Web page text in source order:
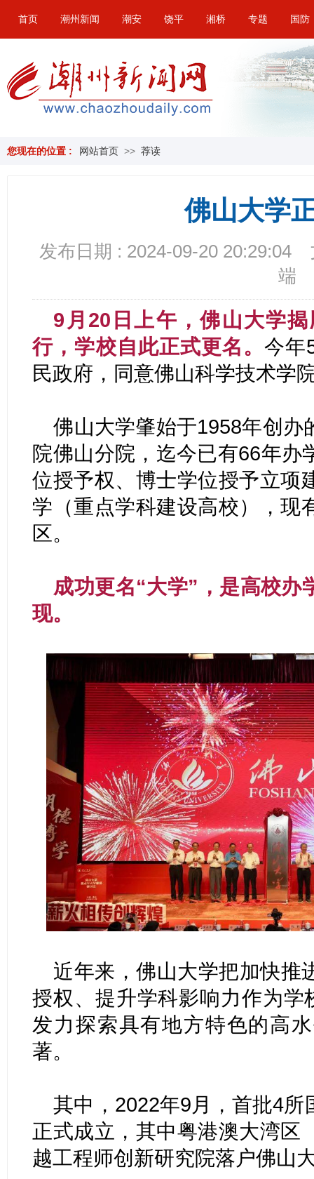
首页 潮州新闻 潮安 饶平 湘桥 专题 国防
您现在的位置 : 网站首页 >> 荐读
佛山大学
发布日期 : 2024-09-20 20:29:04
端
9月20日上午，佛山大学
行，学校自此正式更名。 今年
民政府，同意佛山科学技术学
佛山大学肇始于1958年创办
院佛山分院，迄今已有66年办
位授予权、博士学位授予立项
学（重点学科建设高校），现
区。
成功更名“大学”，是高校办
现。
近年来，佛山大学把加快推
授权、提升学科影响力作为学
发力探索具有地方特色的高
著。
其中，2022年9月，首批4
正式成立，其中粤港澳大湾区
越工程师创新研究院落户佛山